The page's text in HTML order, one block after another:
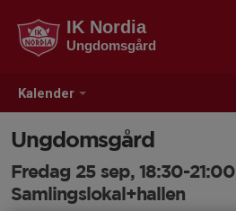
Kalender
IK Nordia
Ungdomsgård
Ungdomsgård
Fredag 25 sep, 18:30-21:00
Samlingslokal+hallen